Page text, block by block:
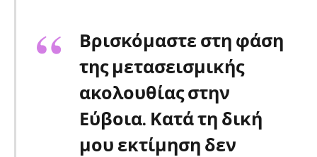
Βρισκόμαστε στη φάση
της μετασεισμικής
ακολουθίας στην
Εύβοια. Κατά τη δική
μου εκτίμηση δεν